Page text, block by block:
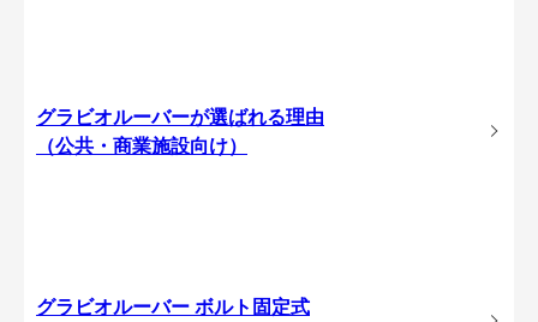
グラビオルーバーが選ばれる理由
（公共・商業施設向け）
グラビオルーバー ボルト固定式